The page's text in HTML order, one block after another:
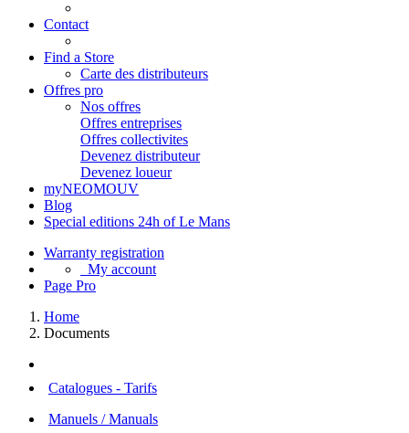
Contact
Find a Store
Carte des distributeurs
Offres pro
Nos offres
Offres entreprises
Offres collectivites
Devenez distributeur
Devenez loueur
myNEOMOUV
Blog
Special editions 24h of Le Mans
Warranty registration
My account
Page Pro
Home
Documents
Catalogues - Tarifs
Manuels / Manuals